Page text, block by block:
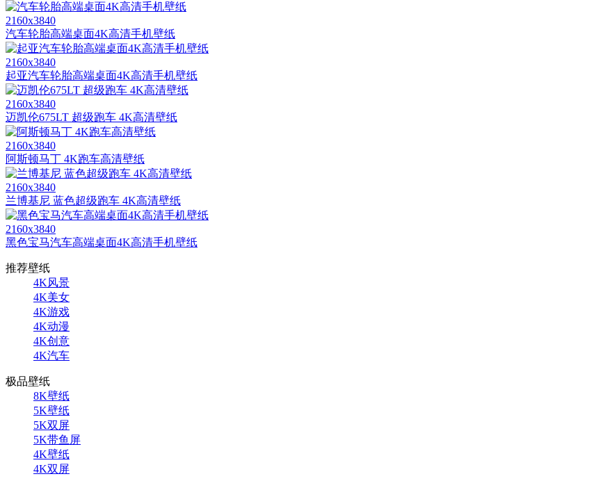
2160x3840
汽车轮胎高端桌面4K高清手机壁纸
2160x3840
起亚汽车轮胎高端桌面4K高清手机壁纸
2160x3840
迈凯伦675LT 超级跑车 4K高清壁纸
2160x3840
阿斯顿马丁 4K跑车高清壁纸
2160x3840
兰博基尼 蓝色超级跑车 4K高清壁纸
2160x3840
黑色宝马汽车高端桌面4K高清手机壁纸
推荐壁纸
4K风景
4K美女
4K游戏
4K动漫
4K创意
4K汽车
极品壁纸
8K壁纸
5K壁纸
5K双屏
5K带鱼屏
4K壁纸
4K双屏